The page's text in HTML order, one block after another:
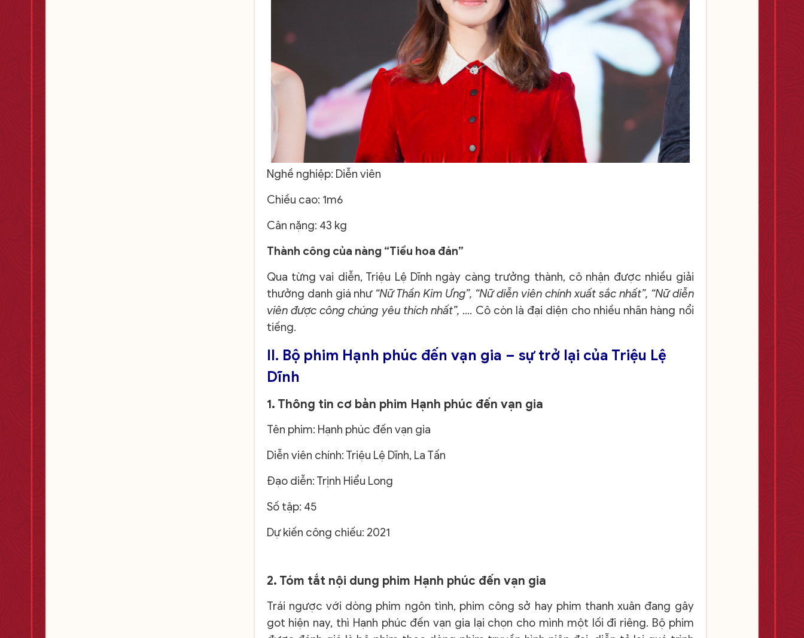
Nghề nghiệp: Diễn viên
Chiều cao: 1m6
Cân nặng: 43 kg
Thành công của nàng “Tiểu hoa đán”
Qua từng vai diễn, Triệu Lệ Dĩnh ngày càng trưởng thành, cô nhận được nhiều giải
thưởng danh giá như “Nữ Thần Kim Ưng”, “Nữ diễn viên chính xuất sắc nhất”, “Nữ diễn
viên được công chúng yêu thích nhất”, …. Cô còn là đại diện cho nhiều nhãn hàng nổi
tiếng.
II. Bộ phim Hạnh phúc đến vạn gia – sự trở lại của Triệu Lệ
Dĩnh
1. Thông tin cơ bản phim Hạnh phúc đến vạn gia
Tên phim: Hạnh phúc đến vạn gia
Diễn viên chính: Triệu Lệ Dĩnh, La Tấn
Đạo diễn: Trịnh Hiểu Long
Số tập: 45
Dự kiến công chiếu: 2021
2. Tóm tắt nội dung phim Hạnh phúc đến vạn gia
Trái ngược với dòng phim ngôn tình, phim công sở hay phim thanh xuân đang gây
got hiện nay, thì Hạnh phúc đến vạn gia lại chọn cho mình một lối đi riêng. Bộ phim